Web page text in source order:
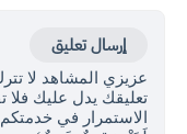
إرسال تعليق
عزيزي المشاهد لا
تعليقك يدل عليك فلا
الاستمرار في